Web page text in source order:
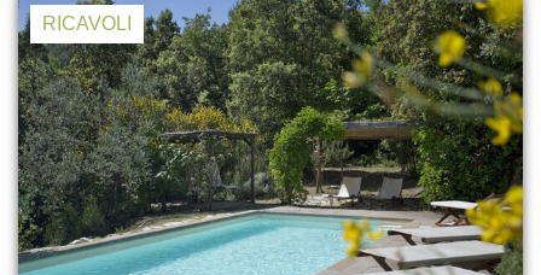
RICAVOLI